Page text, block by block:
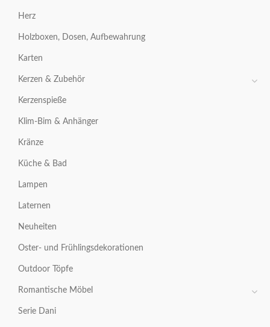
Herz
Holzboxen, Dosen, Aufbewahrung
Karten
Kerzen & Zubehör
Kerzenspieße
Klim-Bim & Anhänger
Kränze
Küche & Bad
Lampen
Laternen
Neuheiten
Oster- und Frühlingsdekorationen
Outdoor Töpfe
Romantische Möbel
Serie Dani